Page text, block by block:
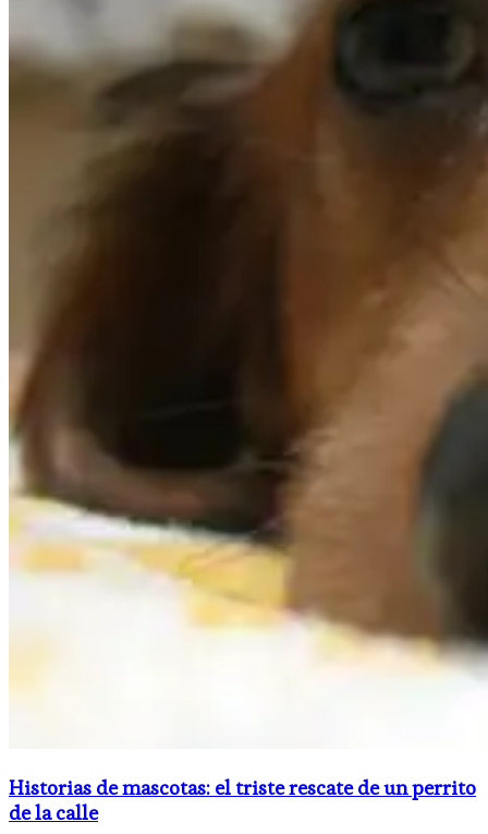
Historias de mascotas: el triste rescate de un perrito
de la calle